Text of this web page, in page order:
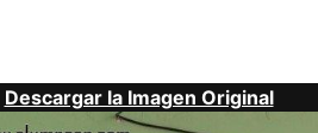
Descargar la Imagen Original